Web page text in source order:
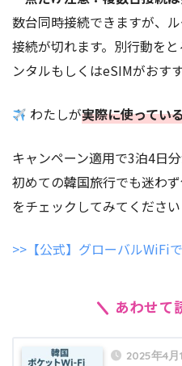
数台同時接続できますが、
接続が切れます。別行動を
ンタルもしくはeSIMがおすす
わたしが実際に使ってい
キャンペーン適用で3泊4日
初めての韓国旅行でも迷わ
をチェックしてみてください
>>【公式】グローバルWiFi
あわせて
2025年4月